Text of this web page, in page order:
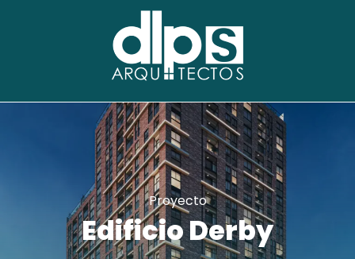
Proyecto
Edificio Derby